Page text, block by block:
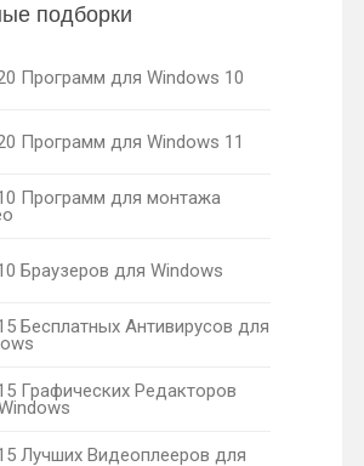
подборки
Программ для Windows 10
Программ для Windows 11
Программ для монтажа
Браузеров для Windows
Бесплатных Антивирусов для
Графических Редакторов
Лучших Видеоплееров для